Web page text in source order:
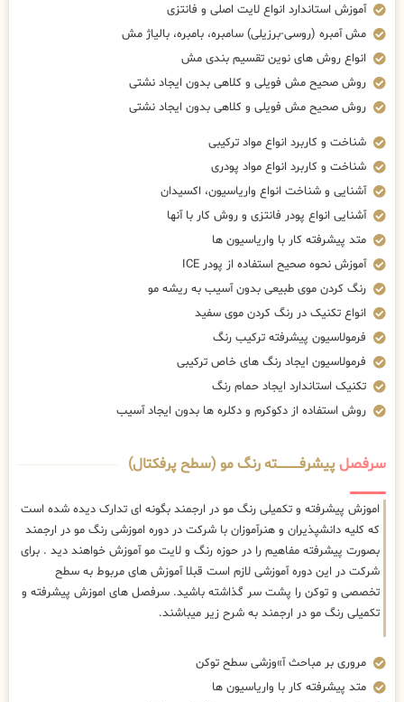
آموزش استاندارد انواع لایت اصلی و فانتزی
مش آمبره (روسی-برزیلی) سامبره، بامبره، بالیاژ مش
انواع روش های نوین تقسیم بندی مش
روش صحیح مش فویلی و کلاهی بدون ایجاد نشتی
روش صحیح مش فویلی و کلاهی بدون ایجاد نشتی
شناخت و کاربرد انواع مواد ترکیبی
شناخت و کاربرد انواع مواد پودری
آشنایی و شناخت انواع واریاسیون، اکسیدان
آشنایی انواع پودر فانتزی و روش کار با آنها
متد پیشرفته کار با واریاسیون ها
آموزش نحوه صحیح استفاده از پودر ICE
رنگ کردن موی طبیعی بدون آسیب به ریشه مو
انواع تکنیک در رنگ کردن موی سفید
فرمولاسیون پیشرفته ترکیب رنگ
فرمولاسیون ایجاد رنگ های خاص ترکیبی
تکنیک استاندارد ایجاد حمام رنگ
روش استفاده از دکوکرم و دکلره ها بدون ایجاد آسیب
سرفصلپیشرفــــــــــــته رنگ مو (سطح پرفکتال)
اموزش پیشرفته و تکمیلی رنگ مو در ارجمند بگونه ای تدارک دیده شده است
که کلیه دانشپذیران و هنرآموزان با شرکت در دوره اموزشی رنگ مو در ارجمند
بصورت پیشرفته مفاهیم را در حوزه رنگ و لایت مو آموزش خواهند دید . برای
شرکت در این دوره آموزشی لازم است قبلا آموزش های مربوط به سطح
تخصصی و توکن را پشت سر گذاشته باشید. سرفصل های اموزش پیشرفته و
تکمیلی رنگ مو در ارجمند به شرح زیر میباشند.
مروری بر مباحث آ»وزشی سطح توکن
متد پیشرفته کار با واریاسیون ها